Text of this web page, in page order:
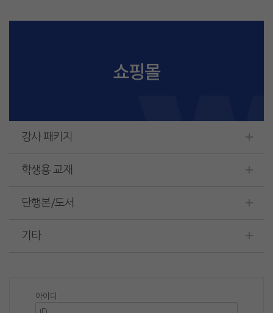
쇼핑몰
강사 패키지
학생용 교재
단행본/도서
기타
아이디